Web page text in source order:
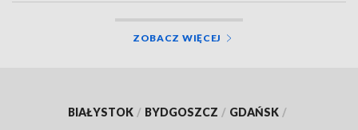
ZOBACZ WIĘCEJ
BIAŁYSTOK / BYDGOSZCZ / GDAŃSK /